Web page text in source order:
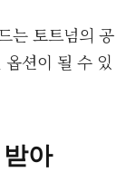
는 토트넘의 공
션이 될 수 있
아